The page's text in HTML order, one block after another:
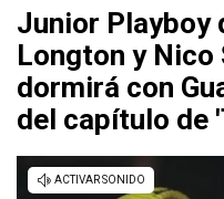
Junior Playboy
Longton y
dormirá con
del capítulo de